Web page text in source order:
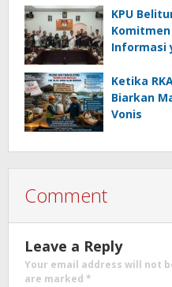
KPU
Informasi
Ketika
Biarkan
Vonis
Comment
Leave a Reply
Your email address will not
are marked *